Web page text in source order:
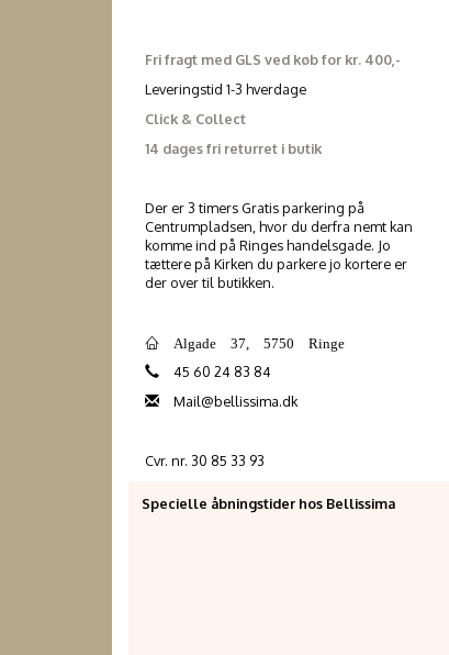
Fri fragt med GLS ved køb for kr. 400,-
Leveringstid 1-3 hverdage
Click & Collect
14 dages fri returret i butik
Der er 3 timers Gratis parkering på
Centrumpladsen, hvor du derfra nemt kan
komme ind på Ringes handelsgade. Jo
tættere på Kirken du parkere jo kortere er
der over til butikken.
Algade 37, 5750 Ringe
45 60 24 83 84
Mail@bellissima.dk
Cvr. nr. 30 85 33 93
Specielle åbningstider hos Bellissima